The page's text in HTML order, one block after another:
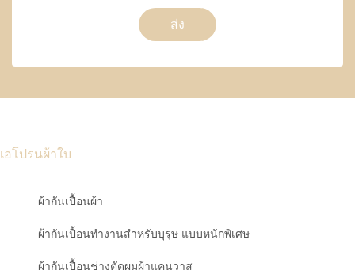
ส่ง
เอโปรนผ้าใบ
ผ้ากันเปื้อนผ้า
ผ้ากันเปื้อนทำงานสำหรับบุรุษ แบบหนักพิเศษ
ผ้ากันเปื้อนช่างตัดผมผ้าแคนวาส